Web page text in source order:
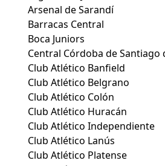
Arsenal de Sarandí
Barracas Central
Boca Juniors
Central Córdoba de Santiago
Club Atlético Banfield
Club Atlético Belgrano
Club Atlético Colón
Club Atlético Huracán
Club Atlético Independiente
Club Atlético Lanús
Club Atlético Platense